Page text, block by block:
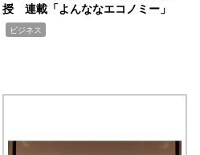
授 連載「よんななエコノミー」
ビジネス